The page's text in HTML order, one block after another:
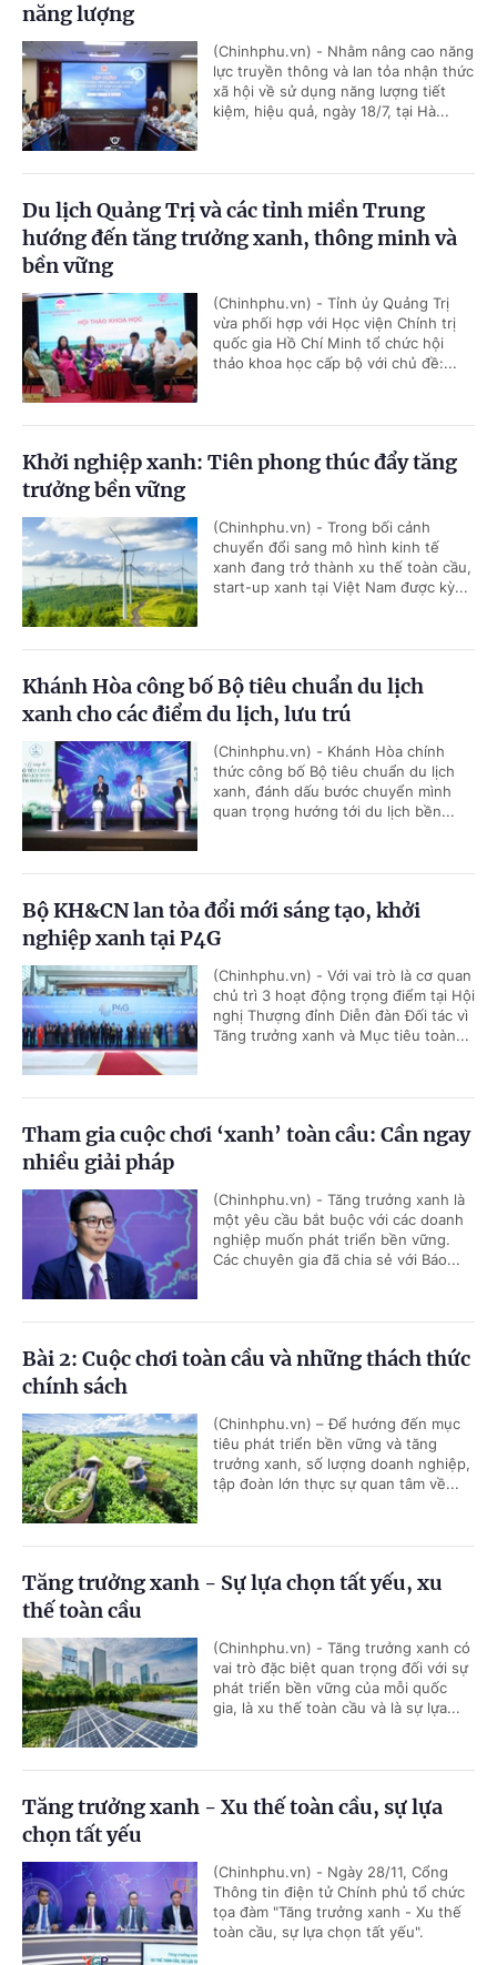
năng lượng
(Chinhphu.vn) - Nhằm nâng cao năng
lực truyền thông và lan tỏa nhận thức
xã hội về sử dụng năng lượng tiết
kiệm, hiệu quả, ngày 18/7, tại Hà...
Du lịch Quảng Trị và các tỉnh miền Trung
hướng đến tăng trưởng xanh, thông minh và
bền vững
(Chinhphu.vn) - Tỉnh ủy Quảng Trị
vừa phối hợp với Học viện Chính trị
quốc gia Hồ Chí Minh tổ chức hội
thảo khoa học cấp bộ với chủ đề:...
Khởi nghiệp xanh: Tiên phong thúc đẩy tăng
trưởng bền vững
(Chinhphu.vn) - Trong bối cảnh
chuyển đổi sang mô hình kinh tế
xanh đang trở thành xu thế toàn cầu,
start-up xanh tại Việt Nam được kỳ...
Khánh Hòa công bố Bộ tiêu chuẩn du lịch
xanh cho các điểm du lịch, lưu trú
(Chinhphu.vn) - Khánh Hòa chính
thức công bố Bộ tiêu chuẩn du lịch
xanh, đánh dấu bước chuyển mình
quan trọng hướng tới du lịch bền...
Bộ KH&CN lan tỏa đổi mới sáng tạo, khởi
nghiệp xanh tại P4G
(Chinhphu.vn) - Với vai trò là cơ quan
chủ trì 3 hoạt động trọng điểm tại Hội
nghị Thượng đỉnh Diễn đàn Đối tác vì
Tăng trưởng xanh và Mục tiêu toàn...
Tham gia cuộc chơi ‘xanh’ toàn cầu: Cần ngay
nhiều giải pháp
(Chinhphu.vn) - Tăng trưởng xanh là
một yêu cầu bắt buộc với các doanh
nghiệp muốn phát triển bền vững.
Các chuyên gia đã chia sẻ với Báo...
Bài 2: Cuộc chơi toàn cầu và những thách thức
chính sách
(Chinhphu.vn) – Để hướng đến mục
tiêu phát triển bền vững và tăng
trưởng xanh, số lượng doanh nghiệp,
tập đoàn lớn thực sự quan tâm về...
Tăng trưởng xanh - Sự lựa chọn tất yếu, xu
thế toàn cầu
(Chinhphu.vn) - Tăng trưởng xanh có
vai trò đặc biệt quan trọng đối với sự
phát triển bền vững của mỗi quốc
gia, là xu thế toàn cầu và là sự lựa...
Tăng trưởng xanh - Xu thế toàn cầu, sự lựa
chọn tất yếu
(Chinhphu.vn) - Ngày 28/11, Cổng
Thông tin điện tử Chính phủ tổ chức
tọa đàm "Tăng trưởng xanh - Xu thế
toàn cầu, sự lựa chọn tất yếu".